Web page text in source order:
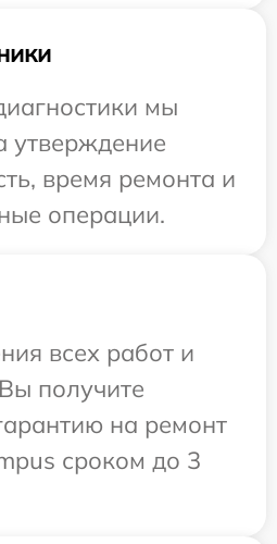
мы
утверждение
время ремонта и
операции.
всех работ и
получите
на ремонт
сроком до 3